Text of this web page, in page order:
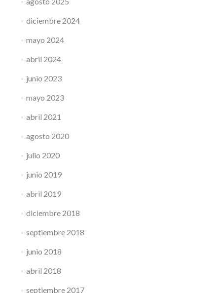
diciembre 2024
mayo 2024
abril 2024
junio 2023
mayo 2023
abril 2021
agosto 2020
julio 2020
junio 2019
abril 2019
diciembre 2018
septiembre 2018
junio 2018
abril 2018
septiembre 2017